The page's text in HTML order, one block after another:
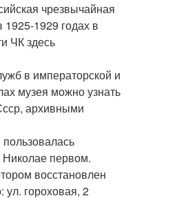
чрезвычайная
1929 годах в
ЧК здесь
в императорской и
музея можно узнать
архивными
первом.
восстановлен
гороховая, 2